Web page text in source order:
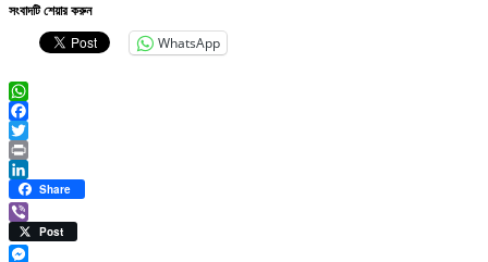
সংবাদটি শেয়ার করুন
WhatsApp
WhatsApp
Facebook
Twitter
Print
LinkedIn
Share
ViberPost